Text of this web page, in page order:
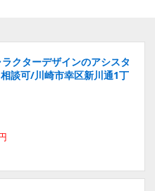
クターデザインのアシスタ
談可/川崎市幸区新川通1丁